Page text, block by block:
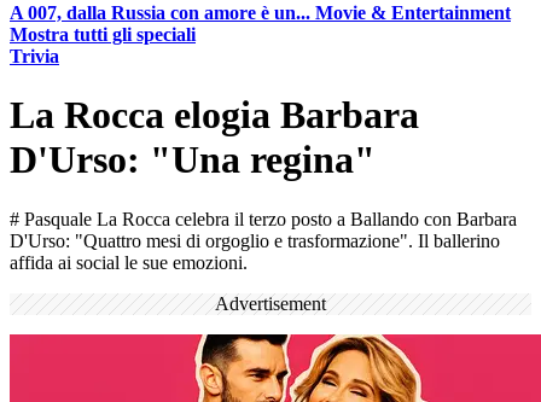
A 007, dalla Russia con amore è un... Movie & Entertainment
Mostra tutti gli speciali
Trivia
La Rocca elogia Barbara
D'Urso: "Una regina"
# Pasquale La Rocca celebra il terzo posto a Ballando con Barbara
D'Urso: "Quattro mesi di orgoglio e trasformazione". Il ballerino
affida ai social le sue emozioni.
Advertisement